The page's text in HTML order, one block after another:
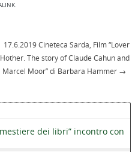
.
17.6.2019 Cineteca Sarda, Film “Lover
Hother. The story of Claude Cahun and
Marcel Moor” di Barbara Hammer →
dei libri” incontro con